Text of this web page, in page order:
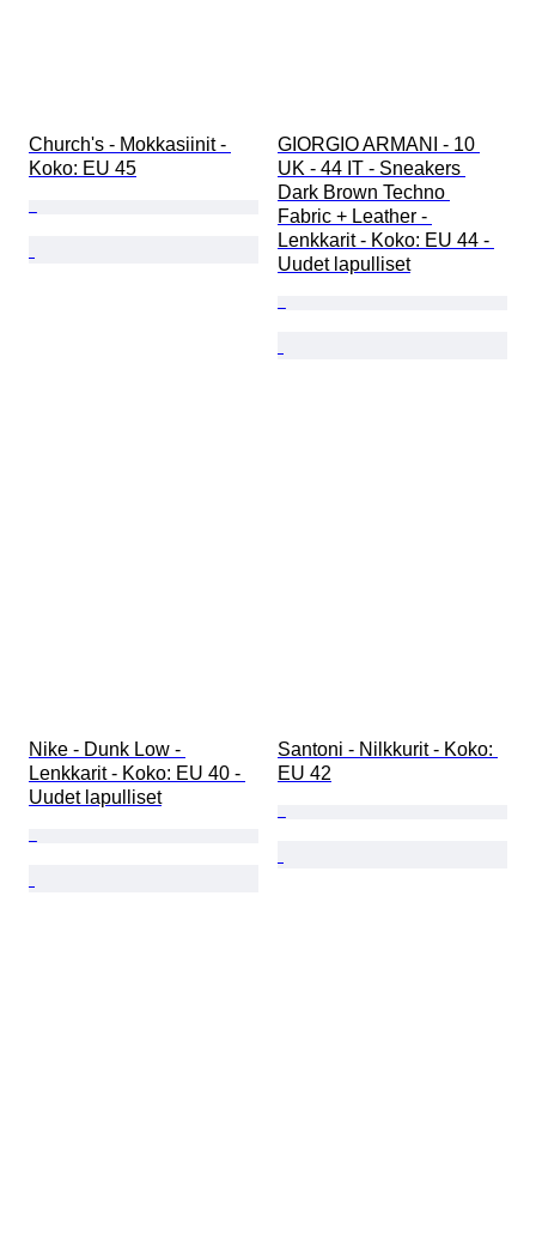
Church's - Mokkasiinit -
Koko: EU 45
GIORGIO ARMANI - 10
UK - 44 IT - Sneakers
Dark Brown Techno
Fabric + Leather -
Lenkkarit - Koko: EU 44 -
Uudet lapulliset
Nike - Dunk Low -
Lenkkarit - Koko: EU 40 -
Uudet lapulliset
Santoni - Nilkkurit - Koko:
EU 42